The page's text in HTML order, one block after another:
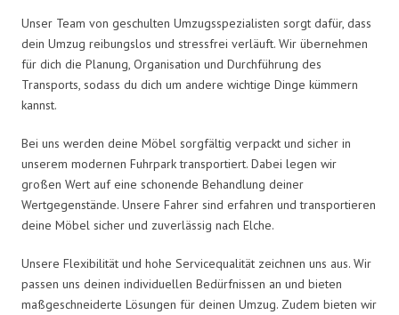
Unser Team von geschulten Umzugsspezialisten sorgt dafür, dass
dein Umzug reibungslos und stressfrei verläuft. Wir übernehmen
für dich die Planung, Organisation und Durchführung des
Transports, sodass du dich um andere wichtige Dinge kümmern
kannst.
Bei uns werden deine Möbel sorgfältig verpackt und sicher in
unserem modernen Fuhrpark transportiert. Dabei legen wir
großen Wert auf eine schonende Behandlung deiner
Wertgegenstände. Unsere Fahrer sind erfahren und transportieren
deine Möbel sicher und zuverlässig nach Elche.
Unsere Flexibilität und hohe Servicequalität zeichnen uns aus. Wir
passen uns deinen individuellen Bedürfnissen an und bieten
maßgeschneiderte Lösungen für deinen Umzug. Zudem bieten wir